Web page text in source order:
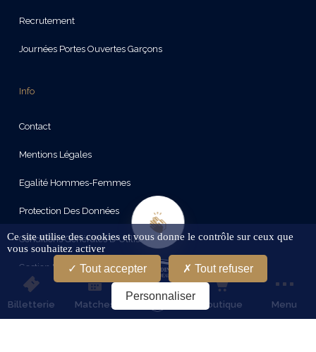
Billetterie Matches Boutique Menu
Recrutement
Journées Portes Ouvertes Garçons
Info
Contact
Mentions Légales
Egalité Hommes-Femmes
Protection Des Données
Conditions Générales D'Utilisation
Gestion Des Cookies
Restez connectes
Ce site utilise des cookies et vous donne le contrôle sur ceux que
vous souhaitez activer
Tout accepter Tout refuser
Personnaliser